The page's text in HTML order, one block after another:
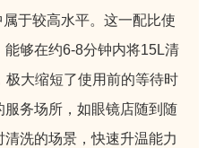
于较高水平。这一配比使
够在约6-8分钟内将15L清
大缩短了使用前的等待时
务场所，如眼镜店随到随
洗的场景，快速升温能力